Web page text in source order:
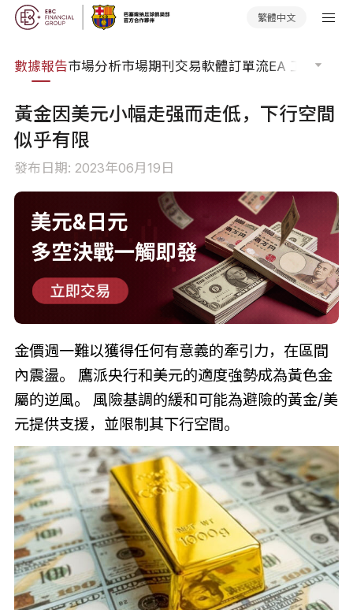
繁體中文
數據報告市場分析市場期刊交易軟體訂單流EA 工具庫
黃金因美元小幅走强而走低，下行空間
似乎有限
發布日期: 2023年06月19日
金價週一難以獲得任何有意義的牽引力，在區間
內震盪。 鷹派央行和美元的適度強勢成為黃色金
屬的逆風。 風險基調的緩和可能為避險的黃金/美
元提供支援，並限制其下行空間。